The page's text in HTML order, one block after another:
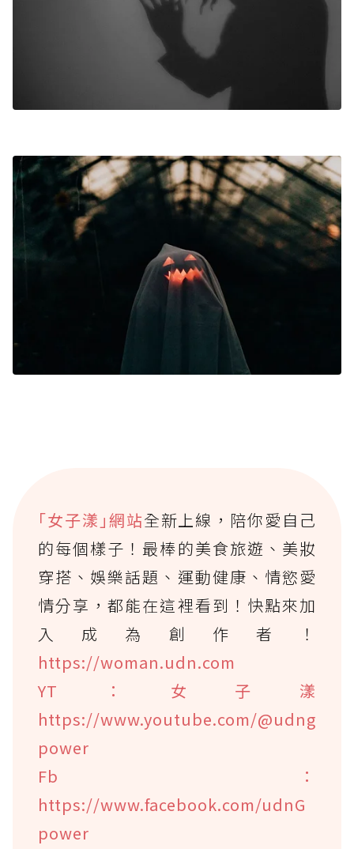
｢女子漾｣網站全新上線，陪你愛自己
的每個樣子！最棒的美食旅遊、美妝
穿搭、娛樂話題、運動健康、情慾愛
情分享，都能在這裡看到！快點來加
入成為創作者！
https://woman.udn.com
YT：女子漾
https://www.youtube.com/@udng
power
Fb：
https://www.facebook.com/udnG
power